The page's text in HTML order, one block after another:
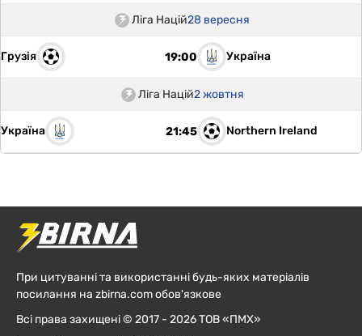
Ліга Націй28 вересня
Грузія 19:00 Україна
Ліга Націй2 жовтня
Україна 21:45 Northern Ireland
При цитуванні та використанні будь-яких матеріалів
посилання на zbirna.com обов'язкове
Всі права захищені © 2017 - 2026 ТОВ «ПМХ»